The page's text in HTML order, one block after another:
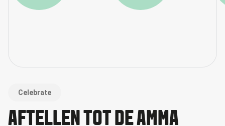
Celebrate
AFTELLEN TOT DE AMMA